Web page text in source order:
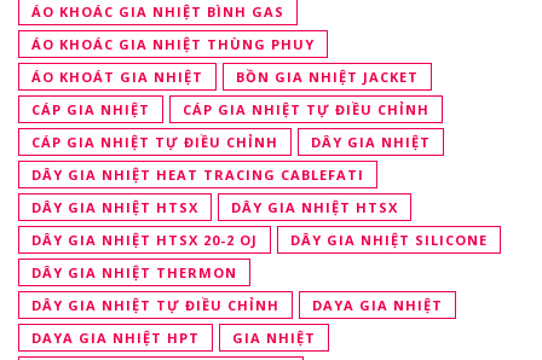
ÁO KHOÁC GIA NHIỆT BÌNH GAS
ÁO KHOÁC GIA NHIỆT THÙNG PHUY
ÁO KHOÁT GIA NHIỆT
BỒN GIA NHIỆT JACKET
CÁP GIA NHIỆT
CÁP GIA NHIỆT TỰ ĐIỀU CHỈNH
CÁP GIA NHIỆT TỰ ĐIỀU CHỈNH
DÂY GIA NHIỆT
DÂY GIA NHIỆT HEAT TRACING CABLEFATI
DÂY GIA NHIỆT HTSX
DÂY GIA NHIỆT HTSX
DÂY GIA NHIỆT HTSX 20-2 OJ
DÂY GIA NHIỆT SILICONE
DÂY GIA NHIỆT THERMON
DÂY GIA NHIỆT TỰ ĐIỀU CHỈNH
DAYA GIA NHIỆT
DAYA GIA NHIỆT HPT
GIA NHIỆT